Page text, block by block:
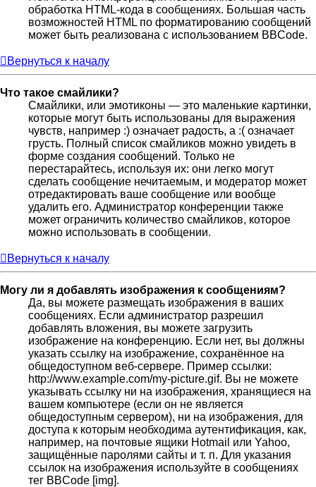
обработка HTML-кода в сообщениях. Большая часть
возможностей HTML по форматированию сообщений
может быть реализована с использованием BBCode.
Вернуться к началу
Что такое смайлики?
Смайлики, или эмотиконы — это маленькие картинки,
которые могут быть использованы для выражения
чувств, например :) означает радость, а :( означает
грусть. Полный список смайликов можно увидеть в
форме создания сообщений. Только не
перестарайтесь, используя их: они легко могут
сделать сообщение нечитаемым, и модератор может
отредактировать ваше сообщение или вообще
удалить его. Администратор конференции также
может ограничить количество смайликов, которое
можно использовать в сообщении.
Вернуться к началу
Могу ли я добавлять изображения к сообщениям?
Да, вы можете размещать изображения в ваших
сообщениях. Если администратор разрешил
добавлять вложения, вы можете загрузить
изображение на конференцию. Если нет, вы должны
указать ссылку на изображение, сохранённое на
общедоступном веб-сервере. Пример ссылки:
http://www.example.com/my-picture.gif. Вы не можете
указывать ссылку ни на изображения, хранящиеся на
вашем компьютере (если он не является
общедоступным сервером), ни на изображения, для
доступа к которым необходима аутентификация, как,
например, на почтовые ящики Hotmail или Yahoo,
защищённые паролями сайты и т. п. Для указания
ссылок на изображения используйте в сообщениях
тег BBCode [img].